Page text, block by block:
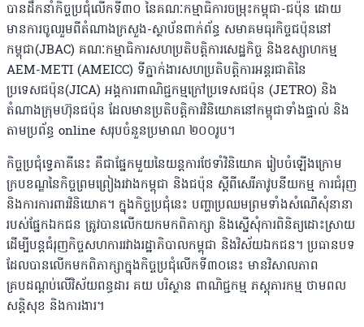
បានដឹកនាំកិច្ចប្រជុំលើកទី៣០ នៃគណៈកម្មាធិការចម្រុះកម្ពុជា-ជប៉ុន ដោយ
មានការចូលរួមពីតំណាងក្រសួង-ស្ថាប័នពាក់ព័ន្ធ សមាគមធុរកិច្ចជប៉ុននៅ
កម្ពុជា(JBAC) គណៈកម្មាធិការសហប្រតិបត្តិការសេដ្ឋកិច្ច និងឧស្សាហកម្ម
AEM-METI (AMEICC) ទីភ្នាក់ងារសហប្រតិបត្តិការអន្តរជាតិនៃ
ប្រទេសជប៉ុន(JICA) អង្គការពាណិជ្ជកម្មក្រៅប្រទេសជប៉ុន (JETRO) និង
តំណាងក្រុមហ៊ុនជប៉ុន ដែលមានប្រតិបត្តិការវិនិយោគនៅកម្ពុជាទាំងផ្ទាល់ និង
តាមប្រព័ន្ធ online សរុបចំនួនប្រមាណ ២០០រូប។
កិច្ចប្រជុំទ្វេភាគីនេះ គឺជាផ្នែកមួយនៃយន្តការថែទាំវិនិយោគ រៀបចំឡើងក្រោម
ក្របខណ្ឌនៃកិច្ចព្រមព្រៀងរវាងកម្ពុជា និងជប៉ុន ស្តីពីសេរីភាវូបនីយកម្ម ការជំរុញ
និងការការពារវិនិយោគ។ ក្នុងកិច្ចប្រជុំនេះ បញ្ហាប្រឈមព្រមទាំងសំណើសុំនានា
របស់ផ្នែកឯកជន ត្រូវបានលើកយកមកពិភាក្សា និងស្នើសុំការពិនិត្យដោះស្រាយ
ដើម្បីបន្តជំរុញកិច្ចសហការរវាងរដ្ឋាភិបាលកម្ពុជា និងវិស័យឯកជន។ ប្រធានបទ
ដែលបានលើកមកពិភាក្សាក្នុងកិច្ចប្រជុំលើកទី៣០នេះ មានវិសាលភាព
គ្របដណ្តប់លើវិស័យពន្ធដារ គយ បរិស្ថាន ពាណិជ្ជកម្ម ភស្ដុភារកម្ម ថាមពល
សន្តិសុខ និងការងារ។